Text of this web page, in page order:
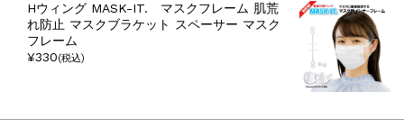
Hウィング MASK-IT. マスクフレーム 肌荒
れ防止 マスクブラケット スペーサー マスク
フレーム
¥330(税込)